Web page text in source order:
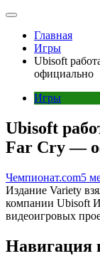
Главная
Игры
Ubisoft
официально
Игры
Ubisoft
Far Cry —
Чемпионат.com5
Издание Variety
компании Ubisoft
видеоигровых
Навигация